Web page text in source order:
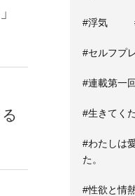
#浮気
#セルフプ
#連載第一
#生きてく
#わたしは
た。
#性欲と情